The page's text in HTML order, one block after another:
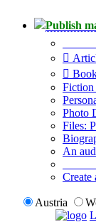
Publish
Fiction
Photo
Files:
An
Create
Austria